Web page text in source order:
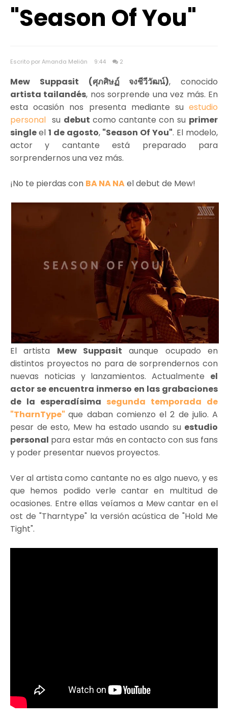
"Season Of You"
Escrito por Amanda Melián 9:44 2
Mew Suppasit (ศุภศิษฏ์ จงชีวีวัฒน์), conocido
artista tailandés, nos sorprende una vez más. En
esta ocasión nos presenta mediante su estudio
personal su debut como cantante con su primer
singleel 1 de agosto, "Season Of You". El modelo,
actor y cantante está preparado para
sorprendernos una vez más.
¡No te pierdas con BA NA NAel debut de Mew!
El artista Mew Suppasit aunque ocupado en
distintos proyectos no para de sorprendernos con
nuevas noticias y lanzamientos. Actualmente el
actor se encuentra inmerso en las grabaciones
de la esperadísima segunda temporada de
"TharnType" que daban comienzo el 2 de julio. A
pesar de esto, Mew ha estado usando su estudio
personal para estar más en contacto con sus fans
y poder presentar nuevos proyectos.
Ver al artista como cantante no es algo nuevo, y es
que hemos podido verle cantar en multitud de
ocasiones. Entre ellas veíamos a Mew cantar en el
ost de "Tharntype" la versión acústica de "Hold Me
Tight".